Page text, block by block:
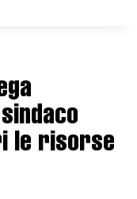
le risorse